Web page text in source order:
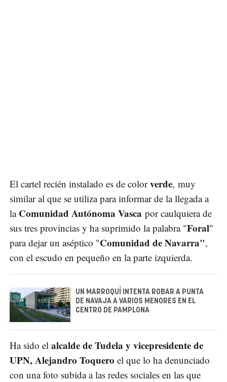
El cartel recién instalado es de colorverde, muy
similar al que se utiliza para informar de la llegada a
laComunidad Autónoma Vasca por caulquiera de
sus tres provincias y ha suprimido la palabra "Foral"
para dejar un aséptico "Comunidad de Navarra",
con el escudo en pequeño en la parte izquierda.
UN MARROQUÍ INTENTA ROBAR A PUNTA
DE NAVAJA A VARIOS MENORES EN EL
CENTRO DE PAMPLONA
Ha sido el alcalde de Tudela y vicepresidente de
UPN, Alejandro Toquero el que lo ha denunciado
con una foto subida a las redes sociales en las que